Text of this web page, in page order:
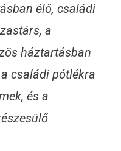
élő, családi
a
háztartásban
családi pótlékra
és a